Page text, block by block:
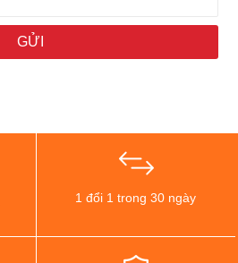
1 đổi 1 trong 30 ngày